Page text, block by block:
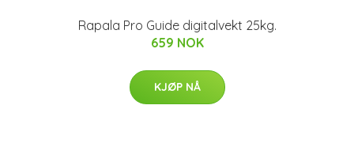
Rapala Pro Guide digitalvekt 25kg.
659 NOK
KJØP NÅ